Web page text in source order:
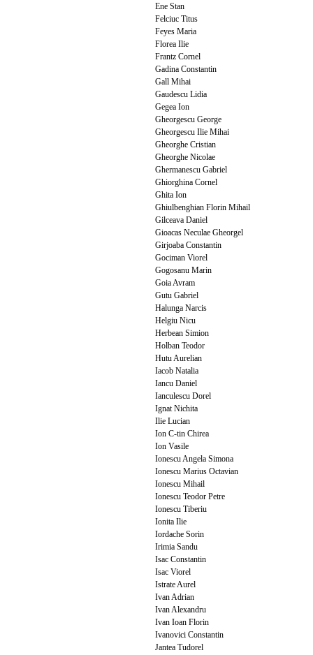
Ene Stan
Felciuc Titus
Feyes Maria
Florea Ilie
Frantz Cornel
Gadina Constantin
Gall Mihai
Gaudescu Lidia
Gegea Ion
Gheorgescu George
Gheorgescu Ilie Mihai
Gheorghe Cristian
Gheorghe Nicolae
Ghermanescu Gabriel
Ghiorghina Cornel
Ghita Ion
Ghiulbenghian Florin Mihail
Gilceava Daniel
Gioacas Neculae Gheorgel
Girjoaba Constantin
Gociman Viorel
Gogosanu Marin
Goia Avram
Gutu Gabriel
Halunga Narcis
Helgiu Nicu
Herbean Simion
Holban Teodor
Hutu Aurelian
Iacob Natalia
Iancu Daniel
Ianculescu Dorel
Ignat Nichita
Ilie Lucian
Ion C-tin Chirea
Ion Vasile
Ionescu Angela Simona
Ionescu Marius Octavian
Ionescu Mihail
Ionescu Teodor Petre
Ionescu Tiberiu
Ionita Ilie
Iordache Sorin
Irimia Sandu
Isac Constantin
Isac Viorel
Istrate Aurel
Ivan Adrian
Ivan Alexandru
Ivan Ioan Florin
Ivanovici Constantin
Jantea Tudorel